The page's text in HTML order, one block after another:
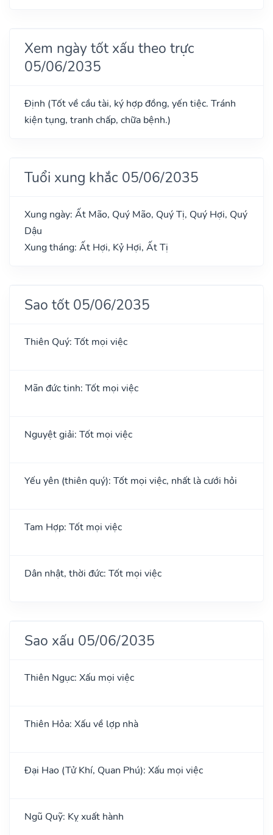
Xem ngày tốt xấu theo trực
05/06/2035
Định (Tốt về cầu tài, ký hợp đồng, yến tiệc. Tránh
kiện tụng, tranh chấp, chữa bệnh.)
Tuổi xung khắc 05/06/2035
Xung ngày: Ất Mão, Quý Mão, Quý Tị, Quý Hợi, Quý
Dậu
Xung tháng: Ất Hợi, Kỷ Hợi, Ất Tị
Sao tốt 05/06/2035
Thiên Quý: Tốt mọi việc
Mãn đức tinh: Tốt mọi việc
Nguyệt giải: Tốt mọi việc
Yếu yên (thiên quý): Tốt mọi việc, nhất là cưới hỏi
Tam Hợp: Tốt mọi việc
Dân nhật, thời đức: Tốt mọi việc
Sao xấu 05/06/2035
Thiên Ngục: Xấu mọi việc
Thiên Hỏa: Xấu về lợp nhà
Đại Hao (Tử Khí, Quan Phú): Xấu mọi việc
Ngũ Quỹ: Kỵ xuất hành